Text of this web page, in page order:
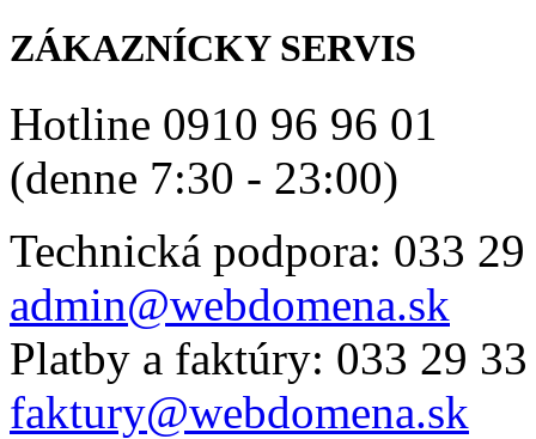
ZÁKAZNÍCKY SERVIS
Hotline 0910 96 96 01
(denne 7:30 - 23:00)
Technická podpora: 033
admin@webdomena.sk
Platby a faktúry: 033 29
faktury@webdomena.sk